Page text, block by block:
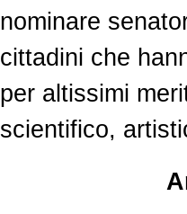
nominare
cittadini che
per altissimi
scientifico,